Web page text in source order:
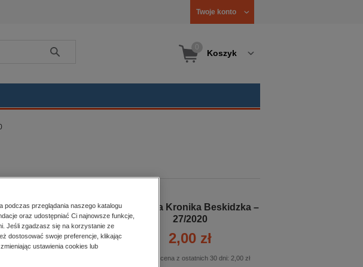
Twoje konto
Szukaj Koszyk
format:
Dostęp online PDF
Żywiecka Kronika Beskidzka –
27/2020
2,00 zł
Najniższa cena z ostatnich 30 dni: 2,00 zł
podczas przeglądania naszego katalogu
oraz udostępniać Ci najnowsze funkcje,
Jeśli zgadzasz się na korzystanie ze
dostosować swoje preferencje, klikając
ustawienia cookies lub